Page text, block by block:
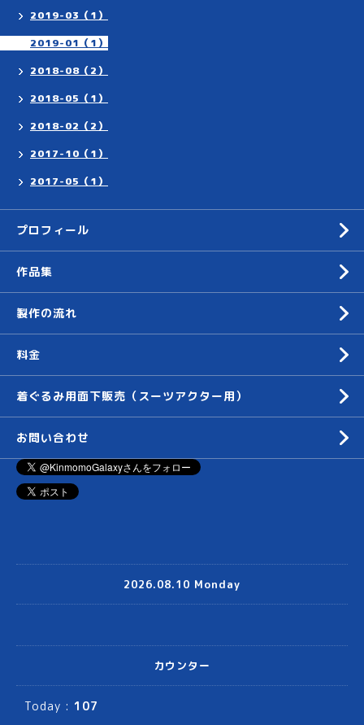
2019-03（1）
2019-01（1）
2018-08（2）
2018-05（1）
2018-02（2）
2017-10（1）
2017-05（1）
プロフィール
作品集
製作の流れ
料金
着ぐるみ用面下販売（スーツアクター用）
お問い合わせ
2026.08.10 Monday
カウンター
Today : 107